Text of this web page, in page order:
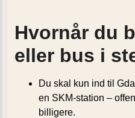
Hvornår du
eller bus i
Du skal kun ind til
en SKM-station –
billigere.